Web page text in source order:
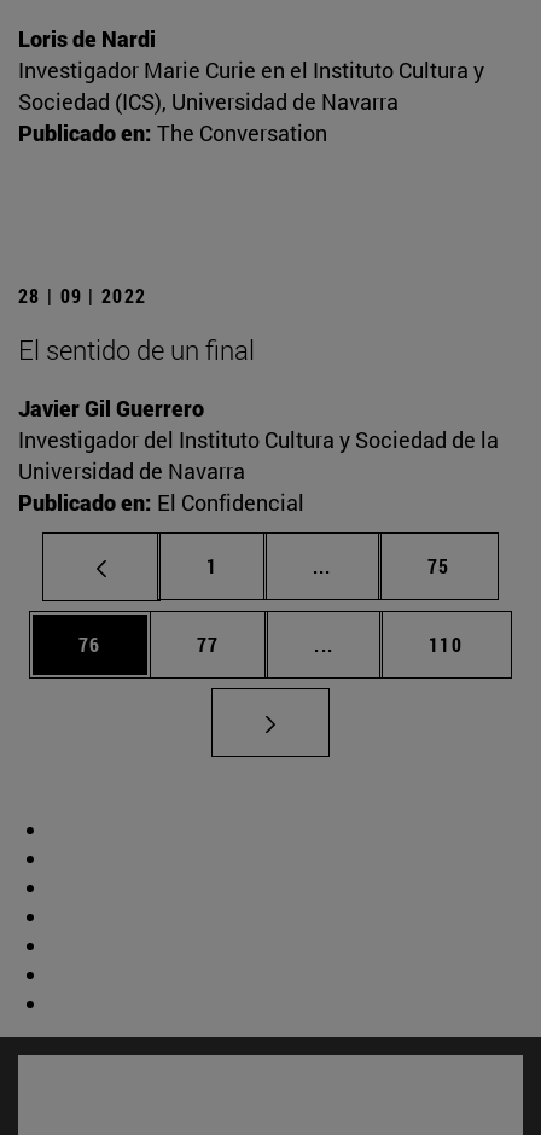
Loris de Nardi
Investigador Marie Curie en el Instituto Cultura y
Sociedad (ICS), Universidad de Navarra
Publicado en: The Conversation
28 | 09 | 2022
El sentido de un final
Javier Gil Guerrero
Investigador del Instituto Cultura y Sociedad de la
Universidad de Navarra
Publicado en: El Confidencial
Página
1 ... Páginas intermedias
Página
75
Página
76 Página
77 ... Páginas intermedias
Página
110